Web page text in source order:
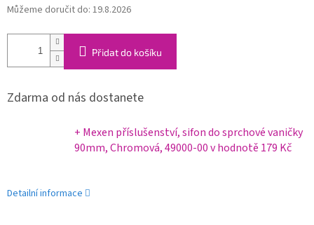
Měrná
Můžeme doručit do: 19.8.2026
Přidat do košíku
Zdarma od nás dostanete
+ Mexen příslušenství, sifon do sprchové vaničky
90mm, Chromová, 49000-00v hodnotě 179 Kč
Detailní informace